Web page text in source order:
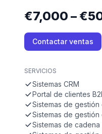
€7,000 –
Contactar ventas
SERVICIOS
Sistemas CRM
Portal de clientes
Sistemas de
Sistemas de
Sistemas de cadena